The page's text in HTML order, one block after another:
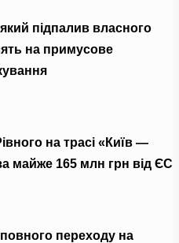
підпалив власного
на примусове
на трасі «Київ —
майже 165 млн грн від ЄС
переходу на